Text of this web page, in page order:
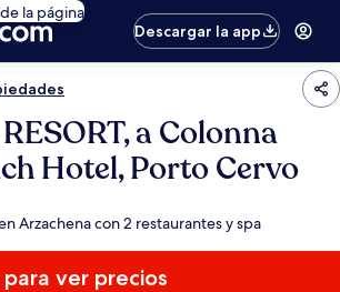
la página
Descargar la app
a Colonna
Hotel, Porto Cervo
Arzachena con 2 restaurantes y spa
ver precios